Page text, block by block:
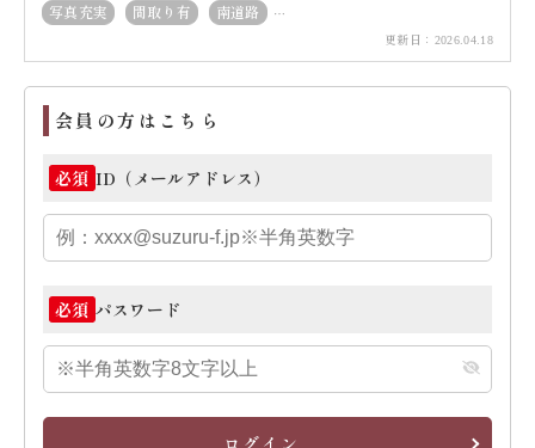
写真充実 間取り有
南道路
更新日： 2026.04.18
会員の方はこちら
必須 ID（メールアドレス）
必須 パスワード
ログイン